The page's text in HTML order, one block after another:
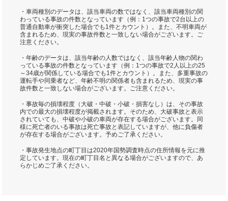
・車両種別のデータは、該当車両の数ではなく、該当車両種別の関
わっている事故の件数となっています（例：1つの事故で2台以上の
普通自動車が衝突した場合でも1件とカウント）。また、不明車両が
含まれるため、現実の事故件数と一致しない場合がございます。ご
注意ください。
・年齢のデータは、該当年齢の人数ではなく、該当年齢人物の関わ
っている事故の件数となっています（例：1つの事故で2人以上の25
～34歳が関係している場合でも1件とカウント）。また、多重事故の
運転手や同乗者など、年齢不明の関係者も含まれるため、現実の事
故件数と一致しない場合がございます。ご注意ください。
・事故毎の損壊程度（大破・中破・小破・損害なし）は、その事故
内での最大の損壊程度が掲載されます。そのため、大破事故と表示
されていても、中破や小破の車両が存在する場合がございます。同
様に死亡者のいる事故は死亡事故と表記していますが、他に負傷者
が存在する場合がございます。予めご了承ください。
・事故発生地点の町丁目は2020年国勢調査時点の住所情報を元に推
定しています。現在の町丁目名と異なる場合がございますので、あ
らかじめご了承ください。